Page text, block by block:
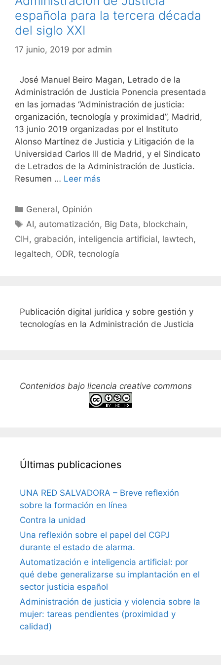
española para la tercera década
del siglo XXI
17 junio, 2019 por admin
José Manuel Beiro Magan, Letrado de la
Administración de Justicia Ponencia presentada
en las jornadas “Administración de justicia:
organización, tecnología y proximidad”, Madrid,
13 junio 2019 organizadas por el Instituto
Alonso Martínez de Justicia y Litigación de la
Universidad Carlos III de Madrid, y el Sindicato
de Letrados de la Administración de Justicia.
Resumen … Leer más
Categorías
General, Opinión
Etiquetas
AI, automatización, Big Data, blockchain,
CIH , grabación, inteligencia artificial, lawtech,
legaltech, ODR, tecnología
Publicación digital jurídica y sobre gestión y
tecnologías en la Administración de Justicia
Contenidos bajo licencia creative commons
Últimas publicaciones
UNA RED SALVADORA – Breve reflexión
sobre la formación en línea
Contra la unidad
Una reflexión sobre el papel del CGPJ
durante el estado de alarma.
Automatización e inteligencia artificial: por
qué debe generalizarse su implantación en el
sector justicia español
Administración de justicia y violencia sobre la
mujer: tareas pendientes (proximidad y
calidad)